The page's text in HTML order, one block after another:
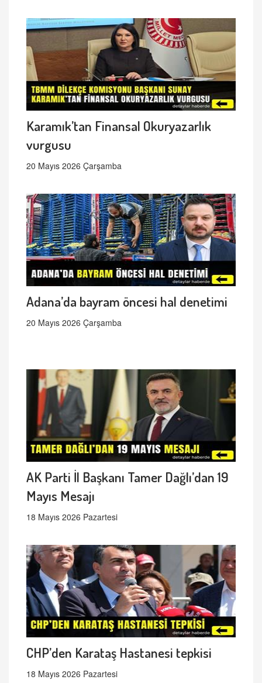
Karamık’tan Finansal Okuryazarlık
vurgusu
20 Mayıs 2026 Çarşamba
Adana’da bayram öncesi hal denetimi
20 Mayıs 2026 Çarşamba
AK Parti İl Başkanı Tamer Dağlı’dan 19
Mayıs Mesajı
18 Mayıs 2026 Pazartesi
CHP’den Karataş Hastanesi tepkisi
18 Mayıs 2026 Pazartesi